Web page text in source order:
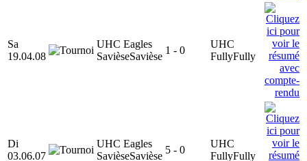
Sa
19.04.08
UHC Eagles
SavièseSavièse
1 - 0
UHC
FullyFully
Di
03.06.07
UHC Eagles
SavièseSavièse
5 - 0
UHC
FullyFully